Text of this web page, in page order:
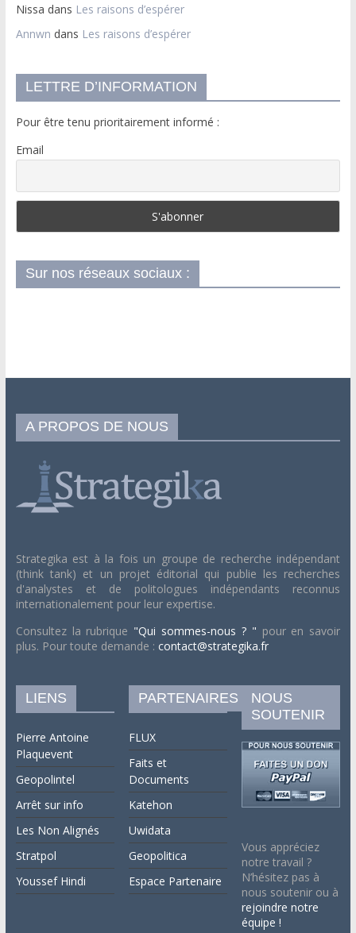
Nissa dans Les raisons d’espérer
Annwn dans Les raisons d’espérer
LETTRE D’INFORMATION
Pour être tenu prioritairement informé :
Email
Sur nos réseaux sociaux :
A PROPOS DE NOUS
Strategika est à la fois un groupe de recherche indépendant
(think tank) et un projet éditorial qui publie les recherches
d'analystes et de politologues indépendants reconnus
internationalement pour leur expertise.
Consultez la rubrique "Qui sommes-nous ? " pour en savoir
plus. Pour toute demande : contact@strategika.fr
LIENS
Pierre Antoine
Plaquevent
Geopolintel
Arrêt sur info
Les Non Alignés
Stratpol
Youssef Hindi
PARTENAIRES
FLUX
Faits et
Documents
Katehon
Uwidata
Geopolitica
Espace Partenaire
NOUS
SOUTENIR
Vous appréciez
notre travail ?
N’hésitez pas à
nous soutenir ou à
rejoindre notre
équipe !